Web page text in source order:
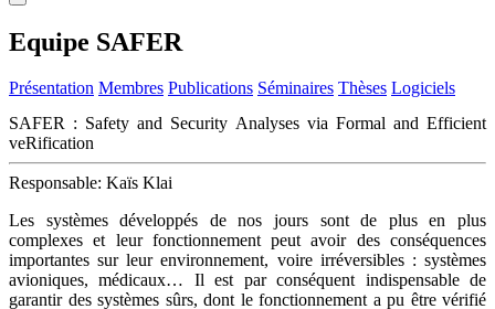
Equipe SAFER
Présentation Membres Publications Séminaires Thèses Logiciels
SAFER : Safety and Security Analyses via Formal and Efficient
veRification
Responsable: Kaïs Klai
Les systèmes développés de nos jours sont de plus en plus
complexes et leur fonctionnement peut avoir des conséquences
importantes sur leur environnement, voire irréversibles : systèmes
avioniques, médicaux… Il est par conséquent indispensable de
garantir des systèmes sûrs, dont le fonctionnement a pu être vérifié